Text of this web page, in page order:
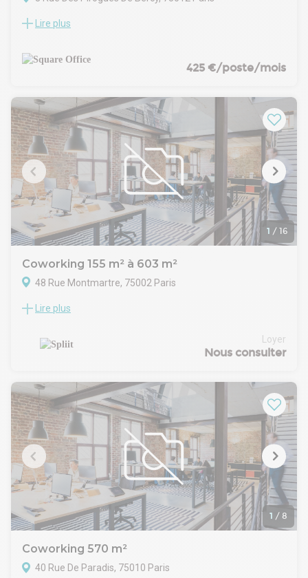
- Douches
- Espaces de vie détente
- 45 phoneboxes
personnes assises
- Parking vélo, voiture, scooter
Lire plus
425 €/poste/mois
1 / 16
Coworking 155 m² à 603 m²
48 Rue Montmartre, 75002 Paris
Location Bureaux Paris 75002
Tiquetonne, nous vous proposons 1 surface de bureaux au 2
ème étage entièrement rénovée et équipée avec balcon.
• 1 SDR 6 places • 1 SDR 4 places + 1 Phonebox 2 places
Lire plus
Loyer
Nous consulter
1 / 8
Coworking 570 m²
40 Rue De Paradis, 75010 Paris